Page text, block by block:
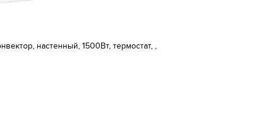
настенный, 1500Вт, термостат, ,